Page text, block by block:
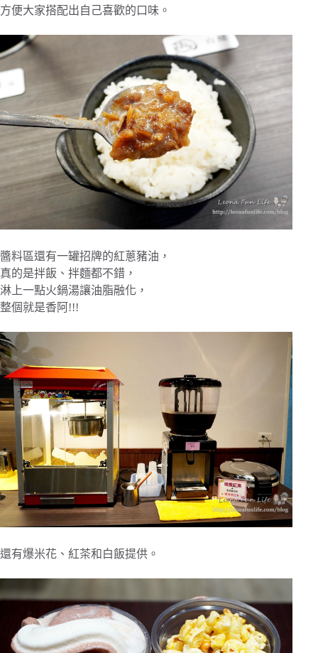
方便大家搭配出自己喜歡的口味。
醬料區還有一罐招牌的紅蔥豬油，
真的是拌飯、拌麵都不錯，
淋上一點火鍋湯讓油脂融化，
整個就是香阿!!!
還有爆米花、紅茶和白飯提供。